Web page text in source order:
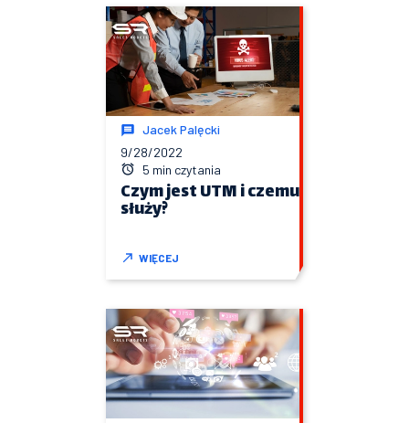
Jacek Palęcki
9/28/2022
5 min czytania
Czym jest UTM i czemu
służy?
WIĘCEJ